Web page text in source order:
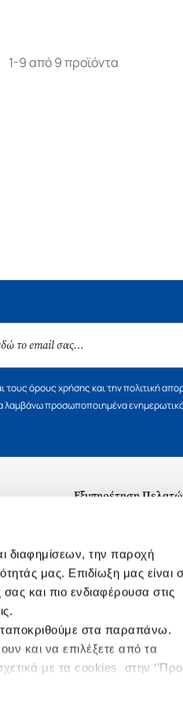
διαφημίσεων, την παροχή
μας. Επιδίωξη μας είναι
και πιο ενδιαφέρουσα στις
στα παραπάνω.
και να επιλέξετε από τα
με τα cookies στην
1-9 από 9 προϊόντα
τους όρους χρήσης και την πολιτική
λαμβάνω προσωποποιημένα
Εξυπηρέτηση
B2B
Δικαίωμα